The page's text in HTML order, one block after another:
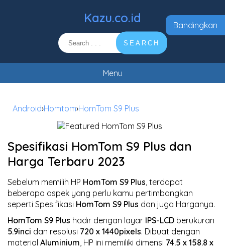
Kazu.co.id
SEARCH
Menu
Android›Homtom›HomTom S9 Plus
Spesifikasi HomTom S9 Plus dan
Harga Terbaru 2023
Sebelum memilih HP HomTom S9 Plus, terdapat
beberapa aspek yang perlu kamu pertimbangkan
seperti Spesifikasi HomTom S9 Plus dan juga Harganya.
HomTom S9 Plus hadir dengan layar IPS-LCD berukuran
5.9inci dan resolusi 720 x 1440pixels. Dibuat dengan
material Aluminium, HP ini memiliki dimensi 74.5 x 158.8 x
Bandingkan